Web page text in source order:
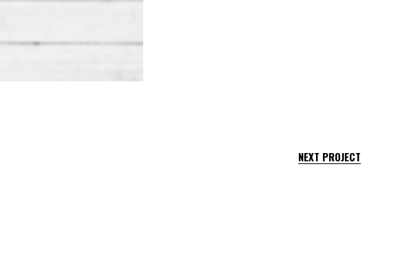
NEXT PROJECT